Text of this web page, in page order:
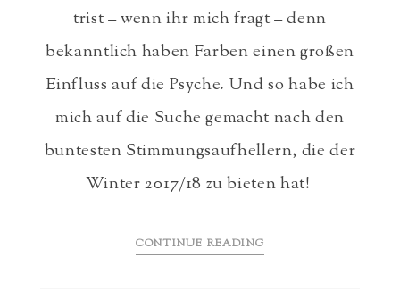
trist – wenn ihr mich fragt – denn
bekanntlich haben Farben einen großen
Einfluss auf die Psyche. Und so habe ich
mich auf die Suche gemacht nach den
buntesten Stimmungsaufhellern, die der
Winter 2017/18 zu bieten hat!
CONTINUE READING